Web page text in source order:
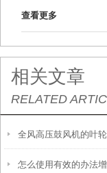
查看更多
相关文章
RELATED
全风高压鼓风机的叶
组成
怎么使用有效的办法